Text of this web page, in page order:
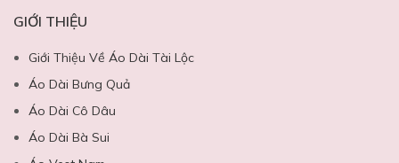
GIỚI THIỆU
Giới Thiệu Về Áo Dài Tài Lộc
Áo Dài Bưng Quả
Áo Dài Cô Dâu
Áo Dài Bà Sui